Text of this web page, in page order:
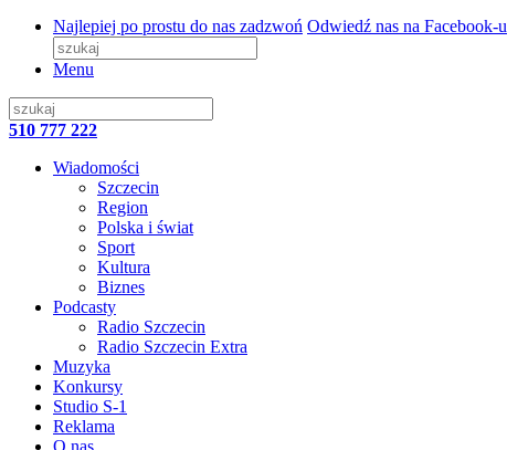
Najlepiej po prostu do nas zadzwoń Odwiedź nas na Facebook-u
Menu
510 777 222
Wiadomości
Szczecin
Region
Polska i świat
Sport
Kultura
Biznes
Podcasty
Radio Szczecin
Radio Szczecin Extra
Muzyka
Konkursy
Studio S-1
Reklama